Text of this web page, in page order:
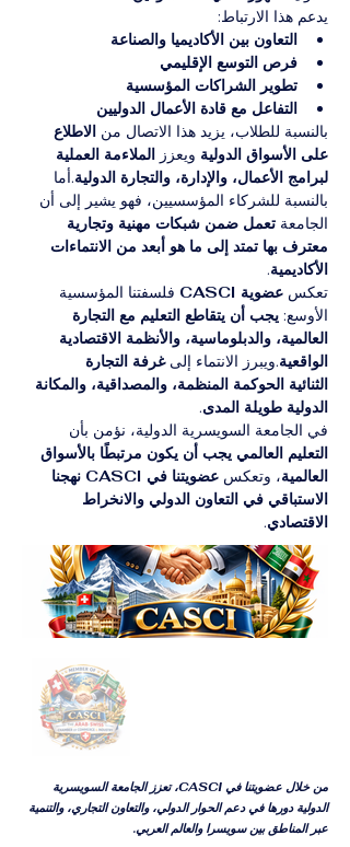
يدعم هذا الارتباط:
التعاون بين الأكاديميا والصناعة
فرص التوسع الإقليمي
تطوير الشراكات المؤسسية
التفاعل مع قادة الأعمال الدوليين
بالنسبة للطلاب، يزيد هذا الاتصال من الاطلاع
على الأسواق الدولية ويعزز الملاءمة العملية
لبرامج الأعمال، والإدارة، والتجارة الدولية.أما
بالنسبة للشركاء المؤسسيين، فهو يشير إلى أن
الجامعة تعمل ضمن شبكات مهنية وتجارية
معترف بها تمتد إلى ما هو أبعد من الانتماءات
الأكاديمية.
تعكس عضوية CASCI
فلسفتنا المؤسسية
الأوسع: يجب أن يتقاطع التعليم مع التجارة
العالمية، والدبلوماسية، والأنظمة الاقتصادية
الواقعية.ويبرز الانتماء إلى غرفة التجارة
الثنائية الحوكمة المنظمة، والمصداقية، والمكانة
الدولية طويلة المدى.
في الجامعة السويسرية الدولية، نؤمن بأن
التعليم العالمي يجب أن يكون مرتبطًا بالأسواق
العالمية، وتعكس عضويتنا في CASCI
نهجنا
الاستباقي في التعاون الدولي والانخراط
الاقتصادي.
من خلال عضويتنا في CASCI، تعزز الجامعة السويسرية
الدولية دورها في دعم الحوار الدولي، والتعاون التجاري، والتنمية
عبر المناطق بين سويسرا والعالم العربي.